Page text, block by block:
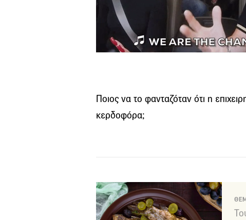
Ποιος να το φανταζόταν ότι η
κερδοφόρα;